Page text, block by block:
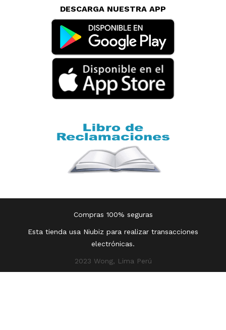
DESCARGA NUESTRA APP
Compras 100% seguras
Esta tienda usa Niubiz para realizar transacciones
electrónicas.
2023 Wong, Lima Perú